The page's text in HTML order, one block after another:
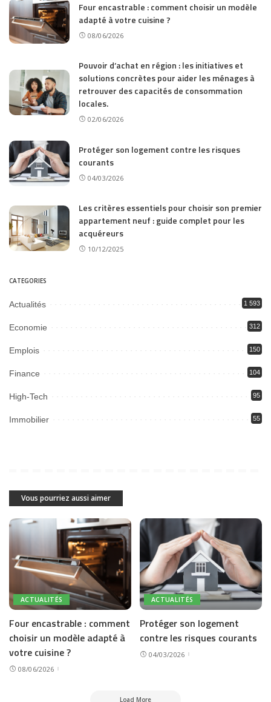
Four encastrable : comment choisir un modèle
adapté à votre cuisine ?
08/06/2026
Pouvoir d’achat en région : les initiatives et
solutions concrètes pour aider les ménages à
retrouver des capacités de consommation
locales.
02/06/2026
Protéger son logement contre les risques
courants
04/03/2026
Les critères essentiels pour choisir son premier
appartement neuf : guide complet pour les
acquéreurs
10/12/2025
CATEGORIES
Actualités 1 593
Economie 312
Emplois 150
Finance 104
High-Tech 95
Immobilier 55
Vous pourriez aussi aimer
ACTUALITÉS
Four encastrable : comment
choisir un modèle adapté à
votre cuisine ?
08/06/2026
ACTUALITÉS
Protéger son logement
contre les risques courants
04/03/2026
Load More